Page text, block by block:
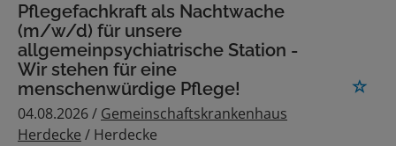
Pflegefachkraft als Nachtwache
(m/w/d) für unsere
allgemeinpsychiatrische Station -
Wir stehen für eine
menschenwürdige Pflege!
04.08.2026 / Gemeinschaftskrankenhaus
Herdecke / Herdecke